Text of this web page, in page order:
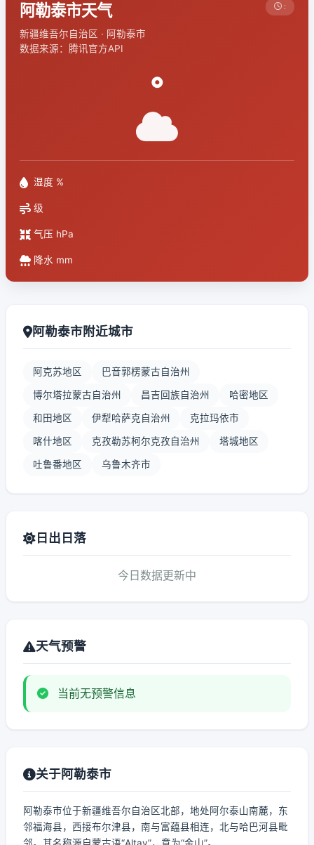
阿勒泰市天气
新疆维吾尔自治区 · 阿勒泰市
数据来源：腾讯官方API
:
°
湿度 %
级
气压 hPa
降水 mm
阿勒泰市附近城市
阿克苏地区 巴音郭楞蒙古自治州
博尔塔拉蒙古自治州 昌吉回族自治州 哈密地区
和田地区 伊犁哈萨克自治州 克拉玛依市
喀什地区 克孜勒苏柯尔克孜自治州 塔城地区
吐鲁番地区 乌鲁木齐市
日出日落
今日数据更新中
天气预警
当前无预警信息
关于阿勒泰市
阿勒泰市位于新疆维吾尔自治区北部，地处阿尔泰山南麓，东
邻福海县，西接布尔津县，南与富蕴县相连，北与哈巴河县毗